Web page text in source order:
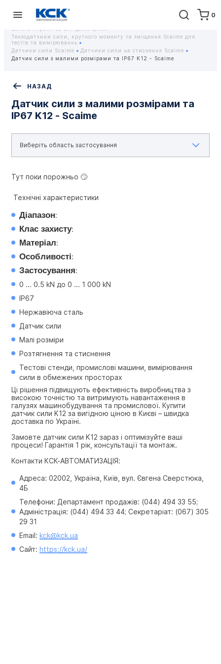
0
Головна Обладнання
Контрольно-вимірювальні прилади
Тензодатчики та тензометричні датчики Scaime - Купити датчики
Тензодатчики сили, крутного моменту та зміщення Scaime для
тестів та вимірюваннь
Датчики сили Scaime
Датчики сили на стиснення Scaime
Датчик сили з малими розмірами та IP67 K12 - Scaime
НАЗАД
Датчик сили з малими розмірами та
IP67 K12 - Scaime
Тут поки порожньо 🙄
Технічні характеристики
Діапазон:
Клас захисту:
Матеріал:
Особливості:
Застосування:
0 ... 0.5 kN до 0 ... 1 000 kN
IP67
Нержавіюча сталь
Датчик сили
Малі розміри
Розтягнення та стиснення
Тестові стенди, промислові машини, вимірювання
сили в обмежених просторах
Ці рішення підвищують ефективність виробництва з
високою точністю та витримують навантаження в
галузях машинобудування та промислової. Купити
датчик сили K12 за вигідною ціною в Києві – швидка
доставка по Україні.
Замовте датчик сили K12 зараз і оптимізуйте ваші
процеси! Гарантія 1 рік, консультації та монтаж.
Контакти КСК-АВТОМАТИЗАЦІЯ:
Адреса: 02002, Україна, Київ, вул. Євгена Сверстюка,
4Б
Телефони: Департамент продажів: (044) 494 33 55;
Адміністрація: (044) 494 33 44; Секретаріат: (067) 305
29 31
Email: kck@kck.ua
Сайт: https://kck.ua/